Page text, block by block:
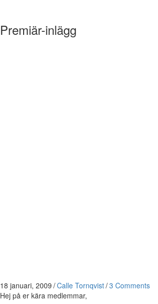
Premiär-inlägg
18 januari, 2009 /Calle Tornqvist/3 Comments
Hej på er kära medlemmar,